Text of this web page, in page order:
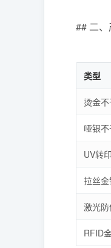
## 二
类型
烫金
哑银
UV转
拉丝
激光
RFID